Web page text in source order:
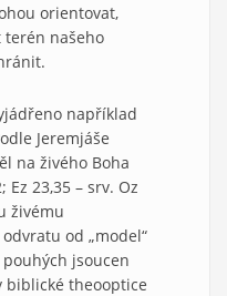
orientovat,
terén našeho
například
Jeremjáše
na živého Boha
23,35 – srv. Oz
živému
od „model“
jsoucen
biblické theooptice